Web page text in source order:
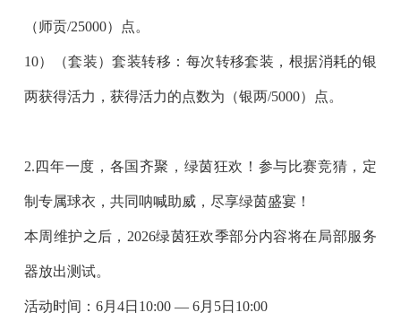
（师贡/25000）点。
10）（套装）套装转移：每次转移套装，根据消耗的银
两获得活力，获得活力的点数为（银两/5000）点。
2.四年一度，各国齐聚，绿茵狂欢！参与比赛竞猜，定
制专属球衣，共同呐喊助威，尽享绿茵盛宴！
本周维护之后， 2026绿茵狂欢季部分内容将在 局部服务
器放出测试。
活动时间：6月4日10:00 — 6月5日10:00